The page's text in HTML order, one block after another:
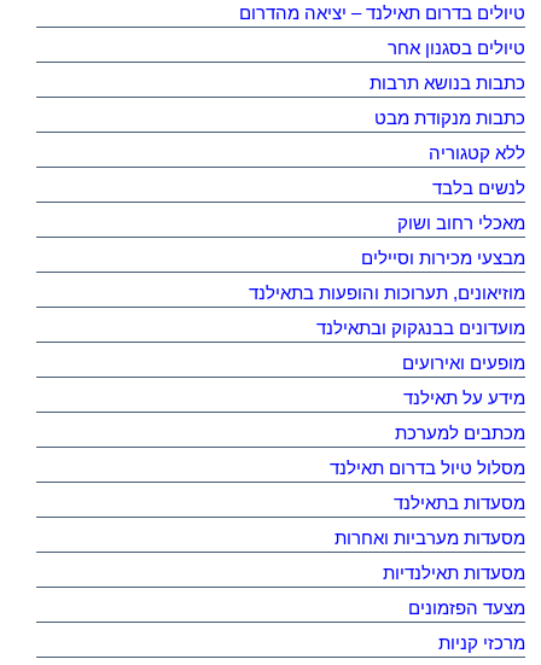
טיולים בדרום תאילנד – יציאה מהדרום
טיולים בסגנון אחר
כתבות בנושא תרבות
כתבות מנקודת מבט
ללא קטגוריה
לנשים בלבד
מאכלי רחוב ושוק
מבצעי מכירות וסיילים
מוזיאונים, תערוכות והופעות בתאילנד
מועדונים בבנגקוק ובתאילנד
מופעים ואירועים
מידע על תאילנד
מכתבים למערכת
מסלול טיול בדרום תאילנד
מסעדות בתאילנד
מסעדות מערביות ואחרות
מסעדות תאילנדיות
מצעד הפזמונים
מרכזי קניות